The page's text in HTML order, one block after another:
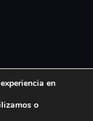
en
o